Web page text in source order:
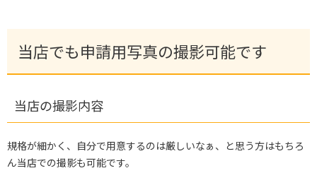
当店でも申請用写真の撮影可能です
当店の撮影内容
規格が細かく、自分で用意するのは厳しいなぁ、と思う方はもちろ
ん当店での撮影も可能です。